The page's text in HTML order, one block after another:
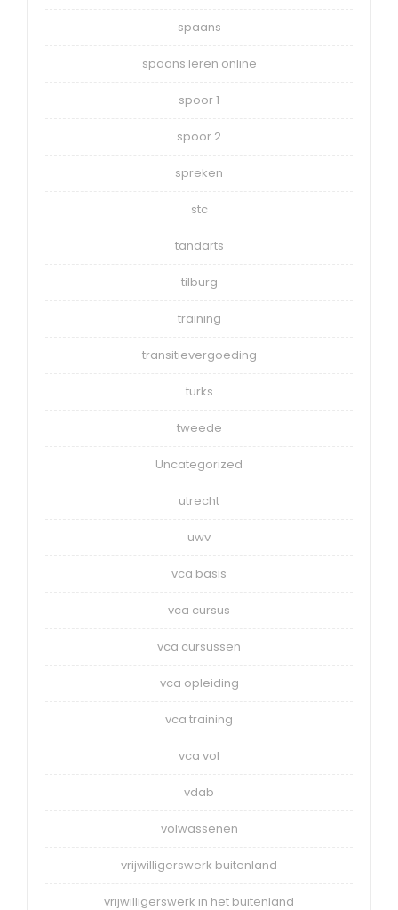
spaans
spaans leren online
spoor 1
spoor 2
spreken
stc
tandarts
tilburg
training
transitievergoeding
turks
tweede
Uncategorized
utrecht
uwv
vca basis
vca cursus
vca cursussen
vca opleiding
vca training
vca vol
vdab
volwassenen
vrijwilligerswerk buitenland
vrijwilligerswerk in het buitenland